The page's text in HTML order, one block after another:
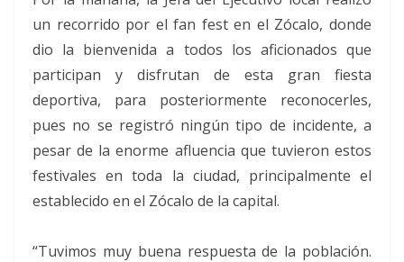
un recorrido por el fan fest en el Zócalo, donde
dio la bienvenida a todos los aficionados que
participan y disfrutan de esta gran fiesta
deportiva, para posteriormente reconocerles,
pues no se registró ningún tipo de incidente, a
pesar de la enorme afluencia que tuvieron estos
festivales en toda la ciudad, principalmente el
establecido en el Zócalo de la capital.
“Tuvimos muy buena respuesta de la población.